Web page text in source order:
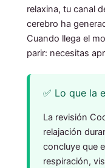
relaxina, tu canal
cerebro ha
Cuando llega el
parir: necesitas
✅ Lo que la
La revisión
relajación
concluye que
respiración,